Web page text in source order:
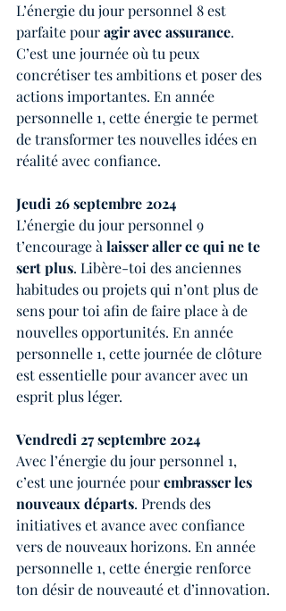
L’énergie du jour personnel 8 est
parfaite pour agir avec assurance.
C’est une journée où tu peux
concrétiser tes ambitions et poser des
actions importantes. En année
personnelle 1, cette énergie te permet
de transformer tes nouvelles idées en
réalité avec confiance.
Jeudi 26 septembre 2024
L’énergie du jour personnel 9
t’encourage à laisser aller ce qui ne te
sert plus. Libère-toi des anciennes
habitudes ou projets qui n’ont plus de
sens pour toi afin de faire place à de
nouvelles opportunités. En année
personnelle 1, cette journée de clôture
est essentielle pour avancer avec un
esprit plus léger.
Vendredi 27 septembre 2024
Avec l’énergie du jour personnel 1,
c’est une journée pour embrasser les
nouveaux départs. Prends des
initiatives et avance avec confiance
vers de nouveaux horizons. En année
personnelle 1, cette énergie renforce
ton désir de nouveauté et d’innovation.